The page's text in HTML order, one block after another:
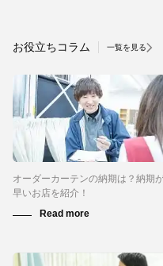
お役立ちコラム 一覧を見る
オーダーカーテンの納期は？納期
早いお店を紹介！